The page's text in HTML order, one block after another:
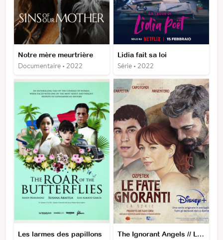
Notre mère meurtrière
Documentaire • 2022
Lidia fait sa loi
Série • 2022
Les larmes des papillons The Ignorant Angels // Les fées Ignorantes